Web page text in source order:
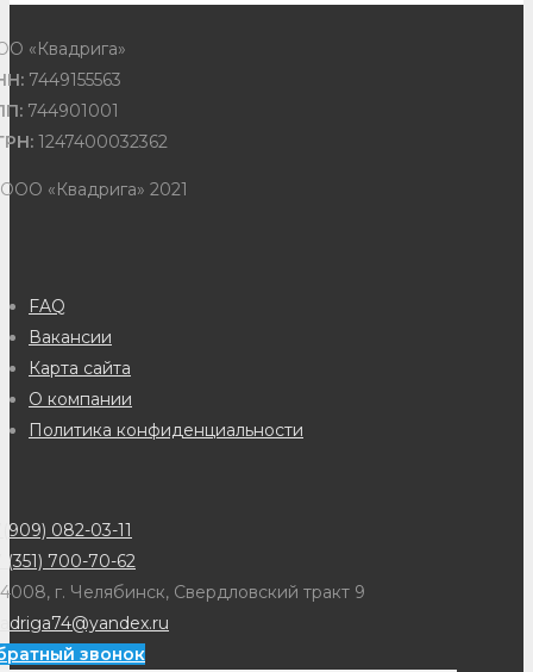
«Квадрига»
7449155563
744901001
1247400032362
«Квадрига» 2021
FAQ
Вакансии
Карта сайта
О компании
Политика конфиденциальности
082-03-11
(351) 700-70-62
г. Челябинск, Свердловский тракт 9
звонок